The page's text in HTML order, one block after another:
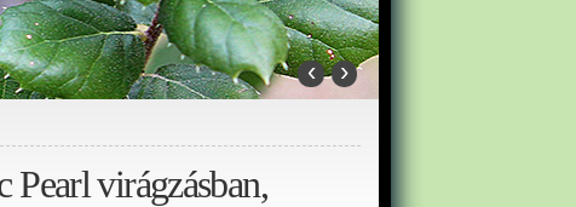
‹ ›
Pearl virágzásban,